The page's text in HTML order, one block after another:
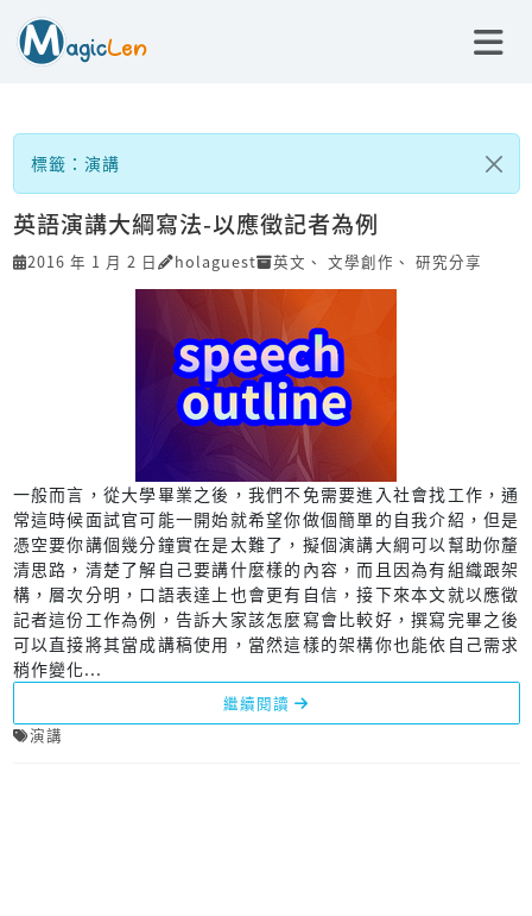
標籤：演講
英語演講大綱寫法-以應徵記者為例
2016 年 1 月 2 日 holaguest 英文 、 文學創作 、 研究分享
一般而言，從大學畢業之後，我們不免需要進入社會找工作，通
常這時候面試官可能一開始就希望你做個簡單的自我介紹，但是
憑空要你講個幾分鐘實在是太難了，擬個演講大綱可以幫助你釐
清思路，清楚了解自己要講什麼樣的內容，而且因為有組織跟架
構，層次分明，口語表達上也會更有自信，接下來本文就以應徵
記者這份工作為例，告訴大家該怎麼寫會比較好，撰寫完畢之後
可以直接將其當成講稿使用，當然這樣的架構你也能依自己需求
稍作變化...
繼續閱讀
演講